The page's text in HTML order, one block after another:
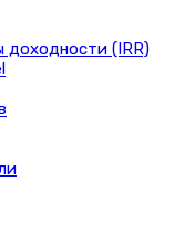
доходности (IRR)